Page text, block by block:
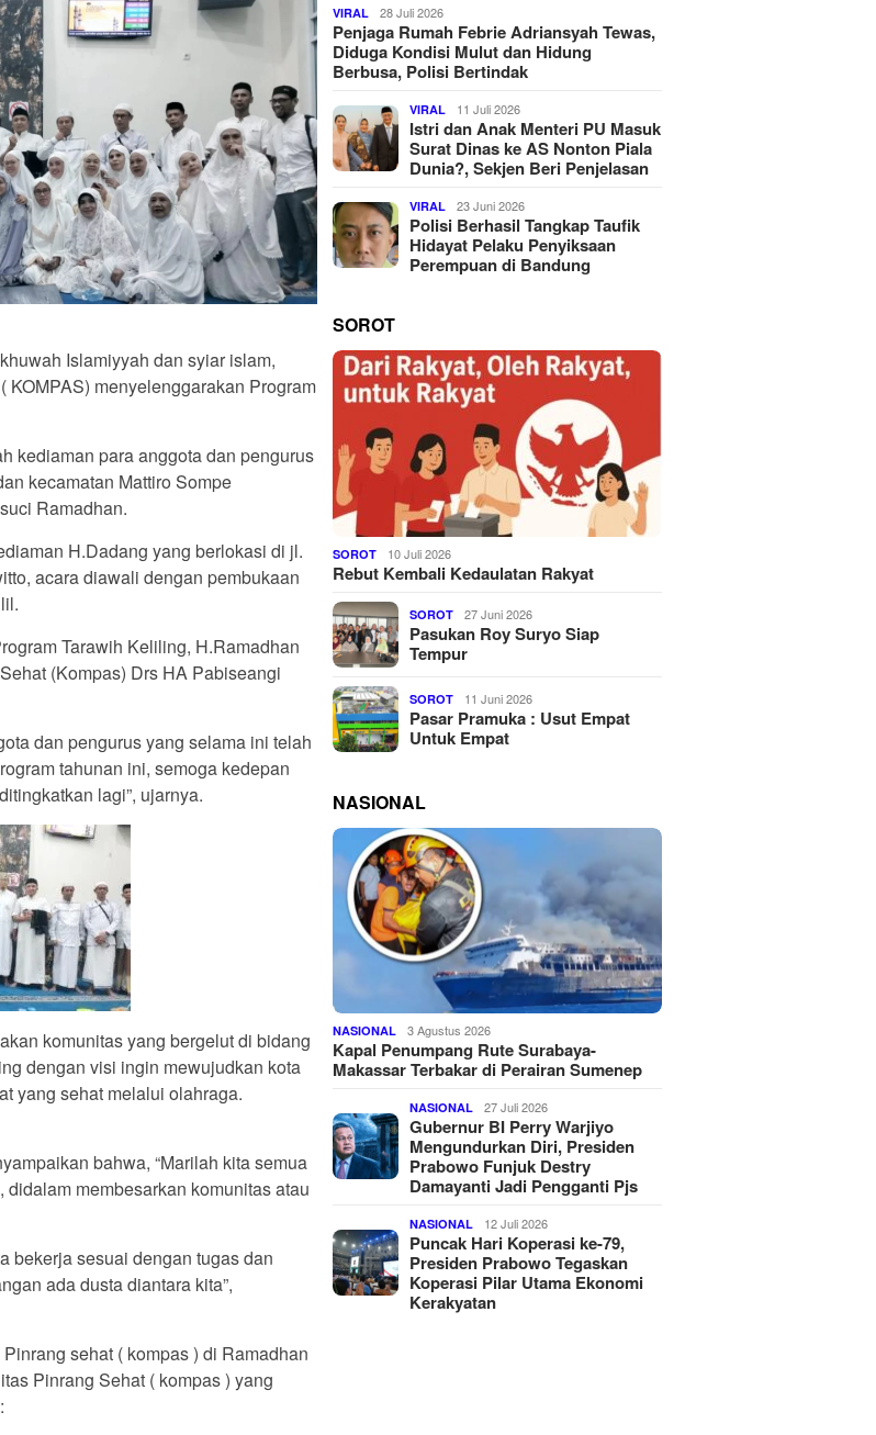
Islamiyyah dan syiar islam,
menyelenggarakan Program
kediaman para anggota dan pengurus
kecamatan Mattiro Sompe
Ramadhan.
H.Dadang yang berlokasi di jl.
acara diawali dengan pembukaan
Tarawih Keliling, H.Ramadhan
(Kompas) Drs HA Pabiseangi
dan pengurus yang selama ini telah
tahunan ini, semoga kedepan
lagi”, ujarnya.
komunitas yang bergelut di bidang
dengan visi ingin mewujudkan kota
yang sehat melalui olahraga.
bahwa, “Marilah kita semua
membesarkan komunitas atau
bekerja sesuai dengan tugas dan
ada dusta diantara kita”,
sehat ( kompas ) di Ramadhan
Pinrang Sehat ( kompas ) yang
VIRAL 28 Juli 2026
Penjaga Rumah Febrie Adriansyah Tewas,
Diduga Kondisi Mulut dan Hidung
Berbusa, Polisi Bertindak
VIRAL 11 Juli 2026
Istri dan Anak Menteri PU Masuk
Surat Dinas ke AS Nonton Piala
Dunia?, Sekjen Beri Penjelasan
VIRAL 23 Juni 2026
Polisi Berhasil Tangkap Taufik
Hidayat Pelaku Penyiksaan
Perempuan di Bandung
SOROT
SOROT 10 Juli 2026
Rebut Kembali Kedaulatan Rakyat
SOROT 27 Juni 2026
Pasukan Roy Suryo Siap
Tempur
SOROT 11 Juni 2026
Pasar Pramuka : Usut Empat
Untuk Empat
NASIONAL
NASIONAL 3 Agustus 2026
Kapal Penumpang Rute Surabaya-
Makassar Terbakar di Perairan Sumenep
NASIONAL 27 Juli 2026
Gubernur BI Perry Warjiyo
Mengundurkan Diri, Presiden
Prabowo Funjuk Destry
Damayanti Jadi Pengganti Pjs
NASIONAL 12 Juli 2026
Puncak Hari Koperasi ke-79,
Presiden Prabowo Tegaskan
Koperasi Pilar Utama Ekonomi
Kerakyatan